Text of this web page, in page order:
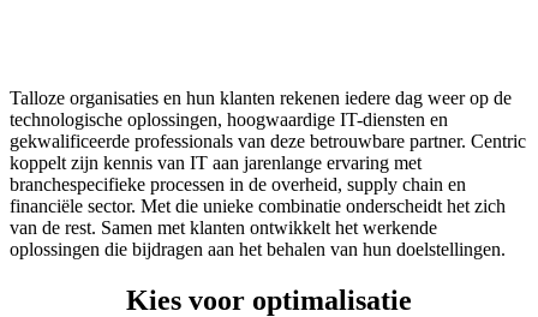
Talloze organisaties en hun klanten rekenen iedere dag weer op de
technologische oplossingen, hoogwaardige IT-diensten en
gekwalificeerde professionals van deze betrouwbare partner. Centric
koppelt zijn kennis van IT aan jarenlange ervaring met
branchespecifieke processen in de overheid, supply chain en
financiële sector. Met die unieke combinatie onderscheidt het zich
van de rest. Samen met klanten ontwikkelt het werkende
oplossingen die bijdragen aan het behalen van hun doelstellingen.
Kies voor optimalisatie